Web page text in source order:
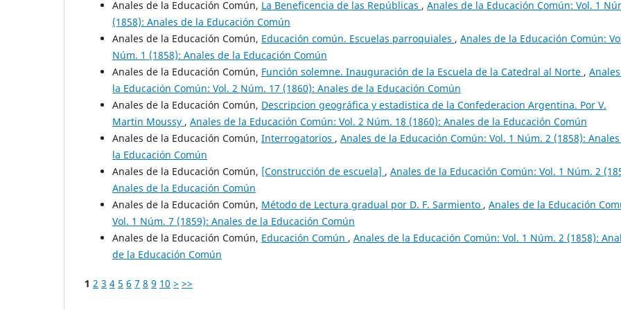
Anales de la Educación Común, La Beneficencia de las Repúblicas , Anales de la Educación Común: Vol. 1
(1858): Anales de la Educación Común
Anales de la Educación Común, Educación común. Escuelas parroquiales , Anales de la Educación Común:
Núm. 1 (1858): Anales de la Educación Común
Anales de la Educación Común, Función solemne. Inauguración de la Escuela de la Catedral al Norte ,
la Educación Común: Vol. 2 Núm. 17 (1860): Anales de la Educación Común
Anales de la Educación Común, Descripcion geográfica y estadistica de la Confederacion Argentina. Por V.
Martin Moussy , Anales de la Educación Común: Vol. 2 Núm. 18 (1860): Anales de la Educación Común
Anales de la Educación Común, Interrogatorios , Anales de la Educación Común: Vol. 1 Núm. 2 (1858):
la Educación Común
Anales de la Educación Común, [Construcción de escuela] , Anales de la Educación Común: Vol. 1 Núm. 2
Anales de la Educación Común
Anales de la Educación Común, Método de Lectura gradual por D. F. Sarmiento , Anales de la Educación
Vol. 1 Núm. 7 (1859): Anales de la Educación Común
Anales de la Educación Común, Educación Común , Anales de la Educación Común: Vol. 1 Núm. 2 (1858):
de la Educación Común
1 2 3 4 5 6 7 8 9 10 > >>